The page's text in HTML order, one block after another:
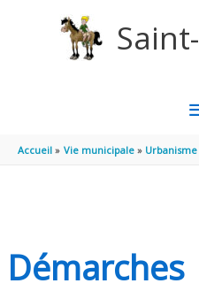
Accueil Vie municipale Urbanisme
Démarches